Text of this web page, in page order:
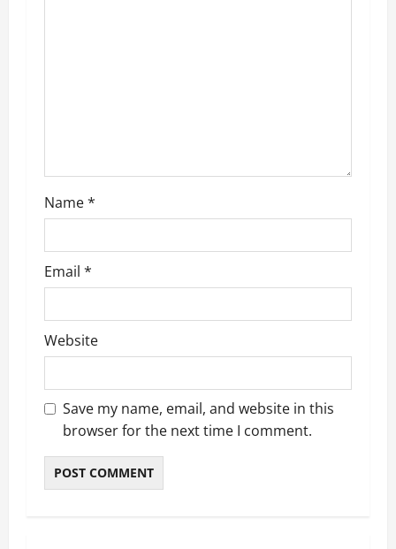
Name*
Email *
Website
Save my name, email, and website in this
browser for the next time I comment.